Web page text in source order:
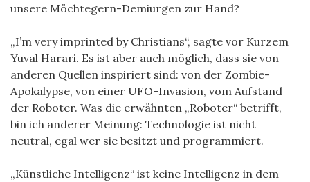
unsere Möchtegern-Demiurgen zur Hand?
„I’m very imprinted by Christians“, sagte vor Kurzem
Yuval Harari. Es ist aber auch möglich, dass sie von
anderen Quellen inspiriert sind: von der Zombie-
Apokalypse, von einer UFO-Invasion, vom Aufstand
der Roboter. Was die erwähnten „Roboter“ betrifft,
bin ich anderer Meinung: Technologie ist nicht
neutral, egal wer sie besitzt und programmiert.
„Künstliche Intelligenz“ ist keine Intelligenz in dem